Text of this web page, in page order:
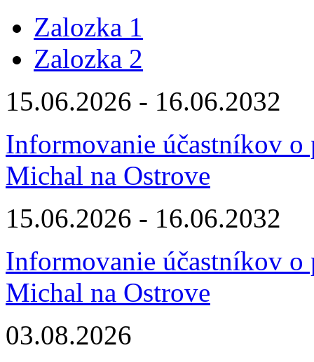
Zalozka 1
Zalozka 2
15.06.2026 - 16.06.2032
Informovanie účastníkov
Michal na Ostrove
15.06.2026 - 16.06.2032
Informovanie účastníkov
Michal na Ostrove
03.08.2026